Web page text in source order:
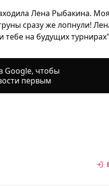
Лена Рыбакина.
сразу же лопнули!
тебе на будущих
Google, чтобы
первым